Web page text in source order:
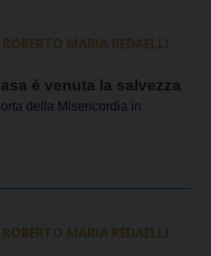
MARIA REDAELLI
è venuta la salvezza
della Misericordia in
MARIA REDAELLI